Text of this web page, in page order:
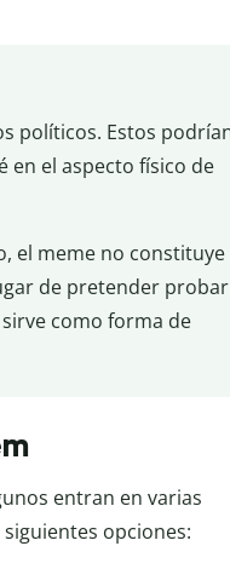
políticos. Estos
en el aspecto físico de
el meme no constituye
de pretender probar
como forma de
entran en varias
opciones: